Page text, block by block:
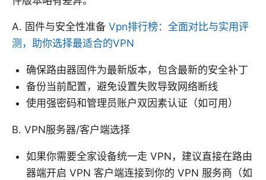
A. 固件与安全性准备 Vpn排行榜：全面对比与实用评
测，助你选择最适合的VPN
确保路由器固件为最新版本，包含最新的安全补丁
备份当前配置，避免设置失败导致网络断线
使用强密码和管理员账户双因素认证（如可用）
B. VPN服务器/客户端选择
如果你需要全家设备统一走 VPN，建议直接在路由
器端开启 VPN 客户端连接到你的 VPN 服务商（如